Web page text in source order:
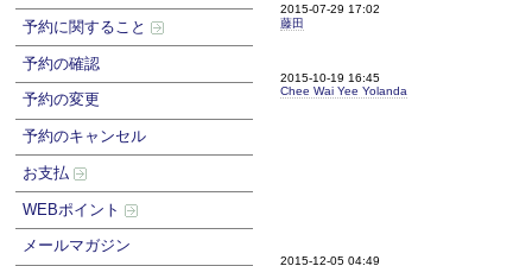
予約に関すること
予約の確認
予約の変更
予約のキャンセル
お支払
WEBポイント
メールマガジン
2015-07-29 17:02
藤田
2015-10-19 16:45
Chee Wai Yee Yolanda
2015-12-05 04:49